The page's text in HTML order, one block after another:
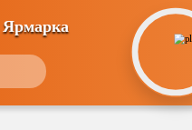
Ярмарка